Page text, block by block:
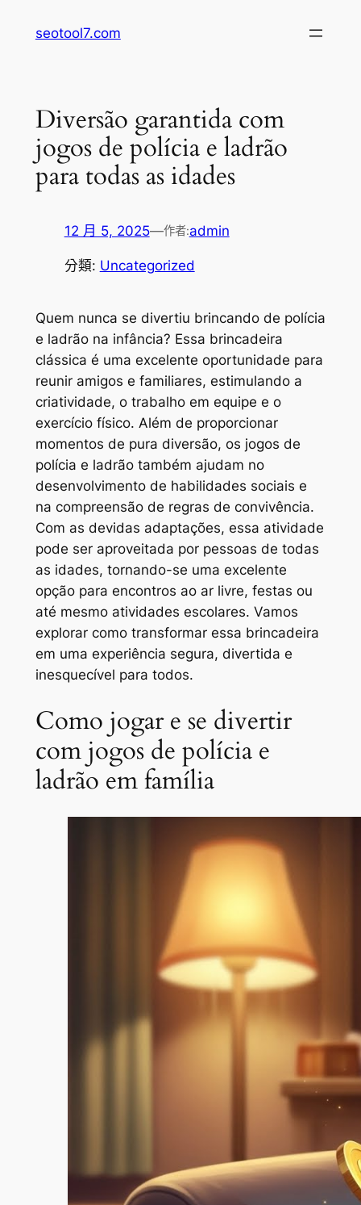
seotool7.com
Diversão garantida com
jogos de polícia e ladrão
para todas as idades
12 月 5, 2025—作者:admin
分類: Uncategorized
Quem nunca se divertiu brincando de polícia
e ladrão na infância? Essa brincadeira
clássica é uma excelente oportunidade para
reunir amigos e familiares, estimulando a
criatividade, o trabalho em equipe e o
exercício físico. Além de proporcionar
momentos de pura diversão, os jogos de
polícia e ladrão também ajudam no
desenvolvimento de habilidades sociais e
na compreensão de regras de convivência.
Com as devidas adaptações, essa atividade
pode ser aproveitada por pessoas de todas
as idades, tornando-se uma excelente
opção para encontros ao ar livre, festas ou
até mesmo atividades escolares. Vamos
explorar como transformar essa brincadeira
em uma experiência segura, divertida e
inesquecível para todos.
Como jogar e se divertir
com jogos de polícia e
ladrão em família